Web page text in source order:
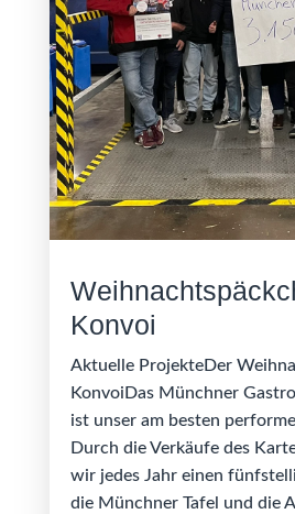
Konvoi
Aktuelle ProjekteDer
KonvoiDas Münchner
ist unser am besten
Durch die Verkäufe des
wir jedes Jahr einen
die Münchner Tafel und die